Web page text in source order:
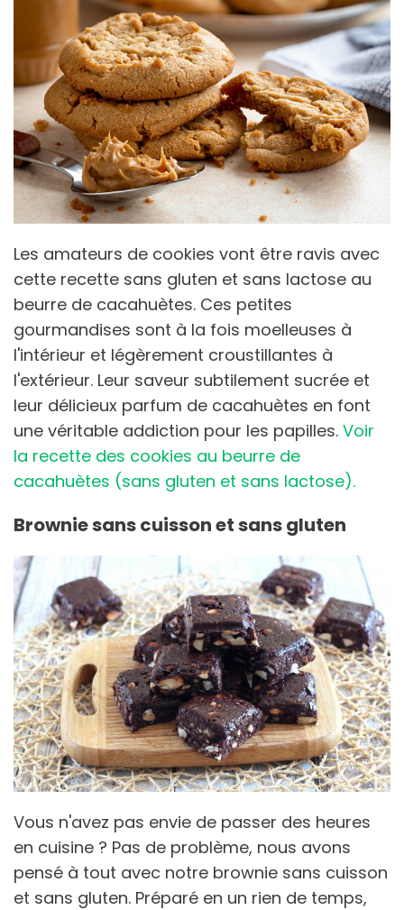
Les amateurs de cookies vont être ravis avec
cette recette sans gluten et sans lactose au
beurre de cacahuètes. Ces petites
gourmandises sont à la fois moelleuses à
l'intérieur et légèrement croustillantes à
l'extérieur. Leur saveur subtilement sucrée et
leur délicieux parfum de cacahuètes en font
une véritable addiction pour les papilles. Voir
la recette des cookies au beurre de
cacahuètes (sans gluten et sans lactose).
Brownie sans cuisson et sans gluten
Vous n'avez pas envie de passer des heures
en cuisine ? Pas de problème, nous avons
pensé à tout avec notre brownie sans cuisson
et sans gluten. Préparé en un rien de temps,